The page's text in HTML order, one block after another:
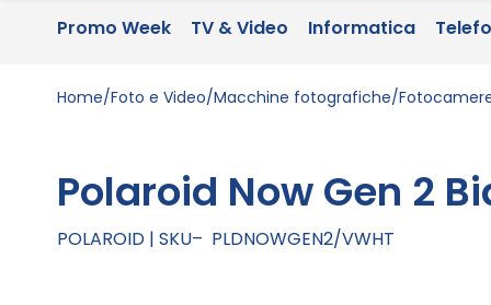
Promo Week TV & Video Informatica
Home Foto e Video Macchine fotografiche
Polaroid Now Gen 2
POLAROID SKU PLDNOWGEN2/VWHT